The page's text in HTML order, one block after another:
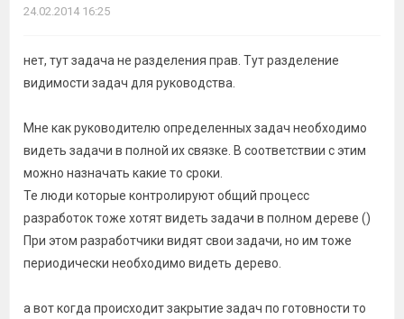
24.02.2014 16:25
нет, тут задача не разделения прав. Тут разделение
видимости задач для руководства.
Мне как руководителю определенных задач необходимо
видеть задачи в полной их связке. В соответствии с этим
можно назначать какие то сроки.
Те люди которые контролируют общий процесс
разработок тоже хотят видеть задачи в полном дереве ()
При этом разработчики видят свои задачи, но им тоже
периодически необходимо видеть дерево.
а вот когда происходит закрытие задач по готовности то